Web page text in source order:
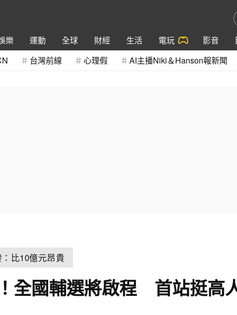
樂 運動 全球 財經 生活 電玩 影音
台灣前線 心理假 AI主播Niki＆Hanson報新聞
比10億元昂貴
全國輔選將啟程 首站挺高